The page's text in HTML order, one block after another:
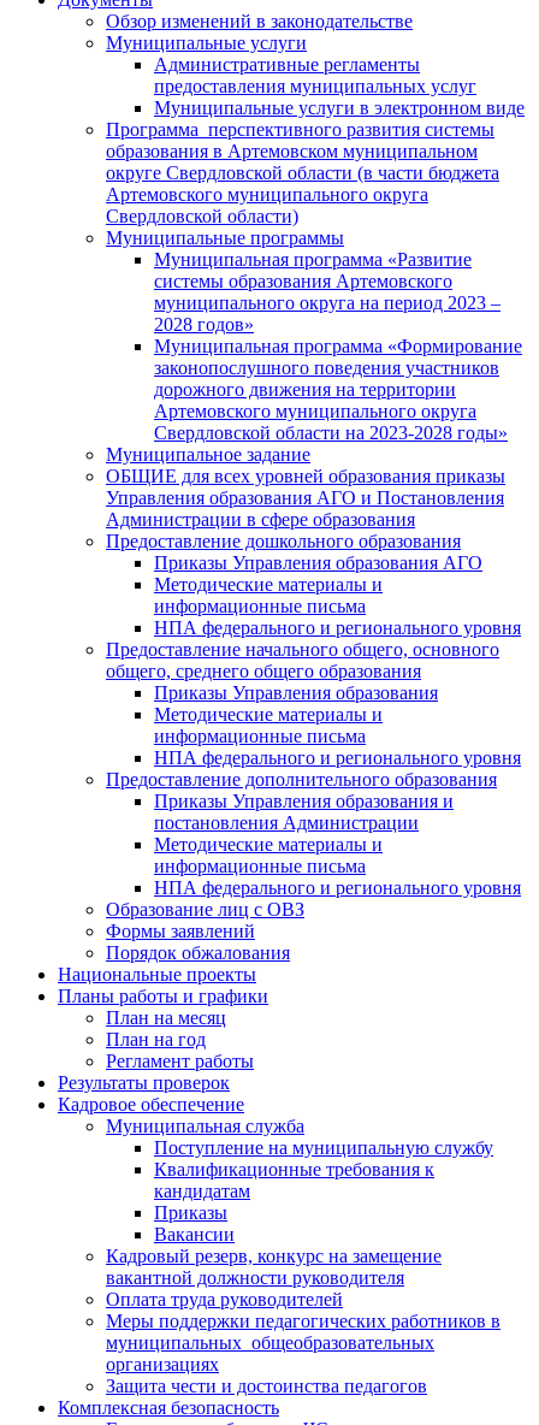
Обзор изменений в законодательстве
Муниципальные услуги
Административные регламенты
предоставления муниципальных услуг
Муниципальные услуги в электронном виде
Программа перспективного развития системы
образования в Артемовском муниципальном
округе Свердловской области (в части бюджета
Артемовского муниципального округа
Свердловской области)
Муниципальные программы
Муниципальная программа «Развитие
системы образования Артемовского
муниципального округа на период 2023 –
2028 годов»
Муниципальная программа «Формирование
законопослушного поведения участников
дорожного движения на территории
Артемовского муниципального округа
Свердловской области на 2023-2028 годы»
Муниципальное задание
ОБЩИЕ для всех уровней образования приказы
Управления образования АГО и Постановления
Администрации в сфере образования
Предоставление дошкольного образования
Приказы Управления образования АГО
Методические материалы и
информационные письма
НПА федерального и регионального уровня
Предоставление начального общего, основного
общего, среднего общего образования
Приказы Управления образования
Методические материалы и
информационные письма
НПА федерального и регионального уровня
Предоставление дополнительного образования
Приказы Управления образования и
постановления Администрации
Методические материалы и
информационные письма
НПА федерального и регионального уровня
Образование лиц с ОВЗ
Формы заявлений
Порядок обжалования
Национальные проекты
Планы работы и графики
План на месяц
План на год
Регламент работы
Результаты проверок
Кадровое обеспечение
Муниципальная служба
Поступление на муниципальную службу
Квалификационные требования к
кандидатам
Приказы
Вакансии
Кадровый резерв, конкурс на замещение
вакантной должности руководителя
Оплата труда руководителей
Меры поддержки педагогических работников в
муниципальных общеобразовательных
организациях
Защита чести и достоинства педагогов
Комплексная безопасность